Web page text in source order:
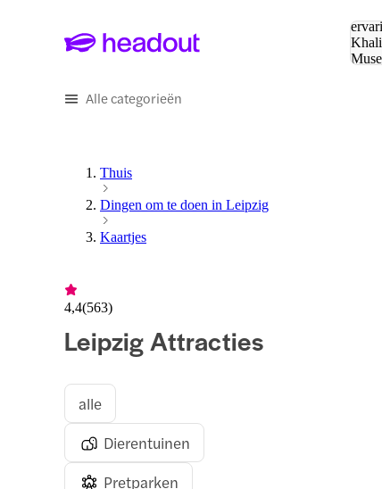
Alle categorieën
Thuis
Dingen om te doen in Leipzig
Kaartjes
4,4(563)
Leipzig Attracties
alle
Dierentuinen
Pretparken